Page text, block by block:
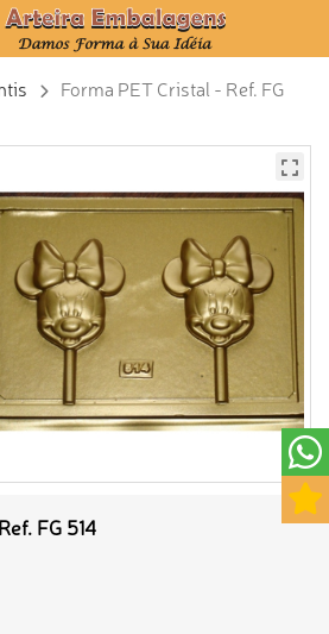
Forma PET Cristal - Ref. FG
FG 514